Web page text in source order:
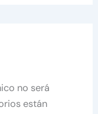
no será
están